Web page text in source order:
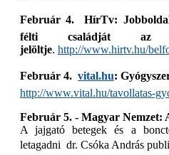
Február 4.  HírTv:
félti családját az
jelöltje. http://www.hirtv.hu/
Február 4.  vital.hu:
http://www.vital.hu/tavollatas-
Február 5. - Magyar Nemzet:
A jajgató betegek és a
letagadni  dr. Csóka András